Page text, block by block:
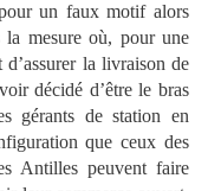
un faux motif alors
la mesure où, pour une
la livraison de
décidé d’être le bras
gérants de station en
que ceux des
Antilles peuvent faire